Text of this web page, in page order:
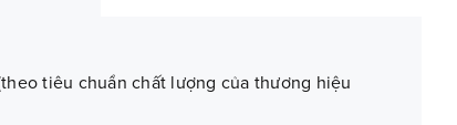
tiêu chuẩn chất lượng của thương hiệu